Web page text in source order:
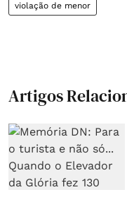
violação de menor
Artigos